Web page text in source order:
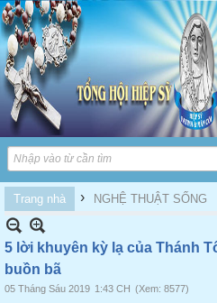
Trang nhà › NGHỆ THUẬT SỐNG
5 lời khuyên kỳ lạ của Thánh
buồn bã
05 Tháng Sáu 2019 1:43 CH (Xem: 8577)